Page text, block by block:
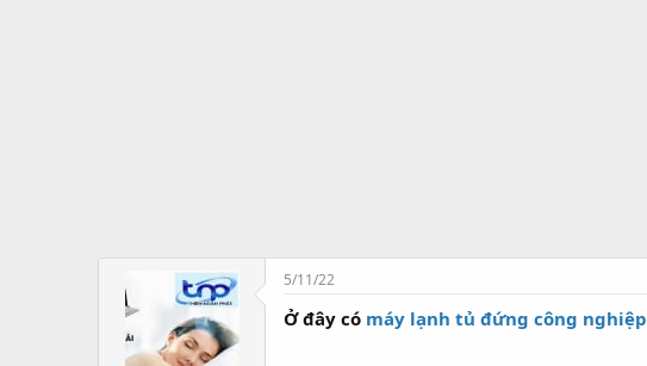
5/11/22
Ở đây có máy lạnh tủ đứng công nghiệp